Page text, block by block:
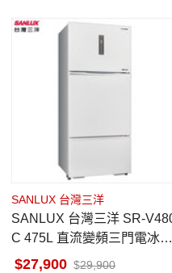
SANLUX 台灣三洋
SANLUX 台灣三洋 SR-V480
C 475L 直流變頻三門電冰箱
一級能效
27,900 29,900